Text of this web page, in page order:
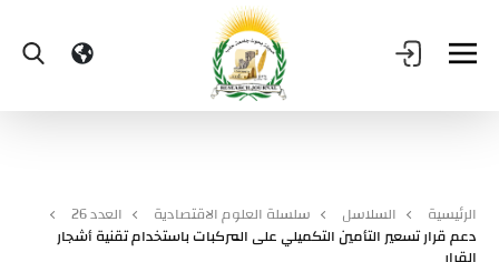
الرئيسية السلاسل سلسلة العلوم الاقتصادية
العدد 26
دعم قرار تسعير التأمين التكميلي على المركبات باستخدام تقنية أشجار